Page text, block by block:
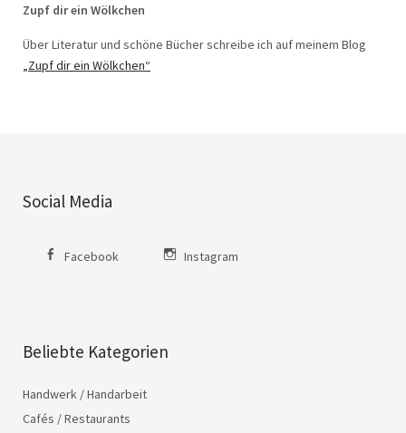
Zupf dir ein Wölkchen
Über Literatur und schöne Bücher schreibe ich auf meinem Blog
„Zupf dir ein Wölkchen“
Social Media
Facebook Instagram
Beliebte Kategorien
Handwerk / Handarbeit
Cafés / Restaurants